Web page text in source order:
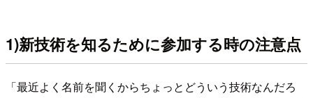
1)新技術を知るために参加する時の注意点
「最近よく名前を聞くからちょっとどういう技術なんだろ